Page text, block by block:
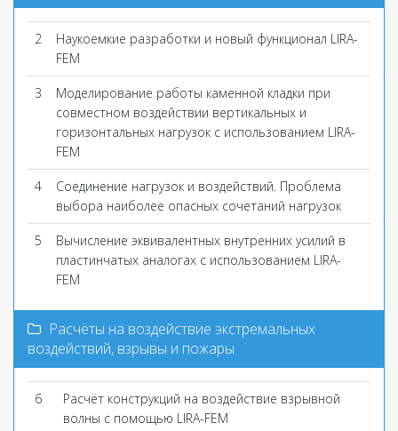
2
Наукоемкие разработки и новый функционал LIRA-
FEM
3
Моделирование работы каменной кладки при
совместном воздействии вертикальных и
горизонтальных нагрузок с использованием LIRA-
FEM
4
Соединение нагрузок и воздействий. Проблема
выбора наиболее опасных сочетаний нагрузок
5
Вычисление эквивалентных внутренних усилий в
пластинчатых аналогах с использованием LIRA-
FEM
Расчёты на воздействие экстремальных
воздействий, взрывы и пожары
6
Расчёт конструкций на воздействие взрывной
волны с помощью LIRA-FEM